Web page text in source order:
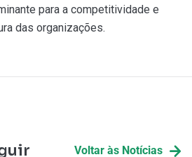
para a competitividade e
das organizações.
Voltar às Notícias